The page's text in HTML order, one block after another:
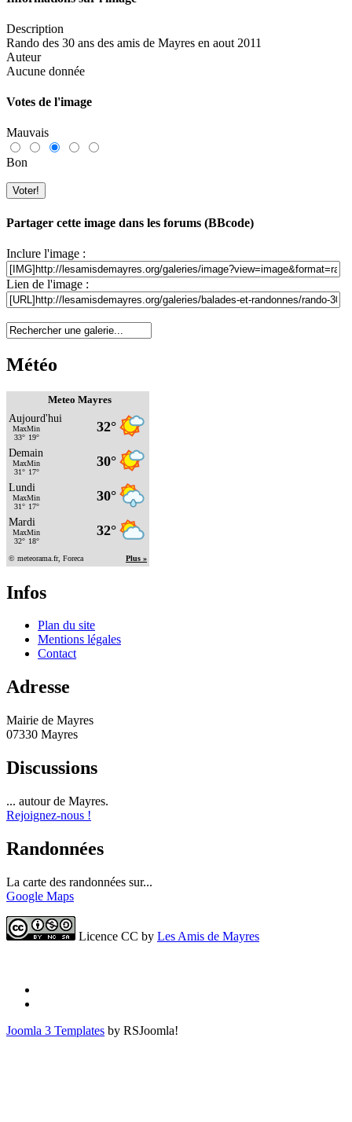
Description
Rando des 30 ans des amis de Mayres en aout 2011
Auteur
Aucune donnée
Votes de l'image
Mauvais
Bon
Partager cette image dans les forums (BBcode)
Inclure l'image :
Lien de l'image :
Météo
Meteo Mayres
Infos
Plan du site
Mentions légales
Contact
Adresse
Mairie de Mayres
07330 Mayres
Discussions
... autour de Mayres.
Rejoignez-nous !
Randonnées
La carte des randonnées sur...
Google Maps
Licence CC by Les Amis de Mayres
Joomla 3 Templates by RSJoomla!